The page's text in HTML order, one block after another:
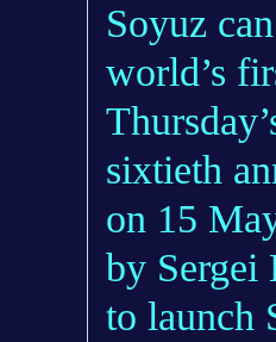
Soyuz
world’s
sixtieth
on 15
by Sergei
to launch